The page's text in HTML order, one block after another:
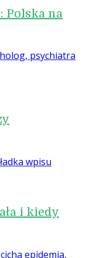
Polska na
i kiedy